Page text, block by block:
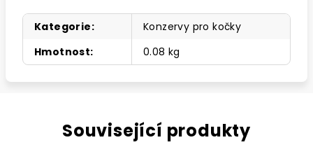
Kategorie:
Konzervy pro kočky
Hmotnost: 0.08 kg
Související produkty